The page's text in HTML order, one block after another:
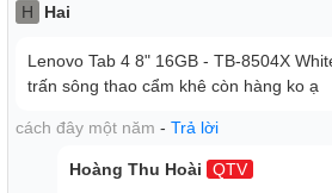
Bộ trong lên đến 16 GB và có thể hỗ
H Hai
Lenovo Tab 4 8" 16GB - TB-8504X
trấn sông thao cẩm khê còn hàng ko ạ
cách đây một năm - Trả lời
Hoàng Thu Hoài
QTV